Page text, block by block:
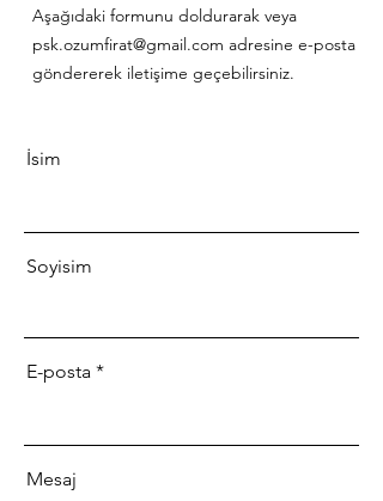
Aşağıdaki formunu doldurarak veya
psk.ozumfirat@gmail.com adresine e-posta
göndererek iletişime geçebilirsiniz.
İsim
Soyisim
E-posta
Mesaj